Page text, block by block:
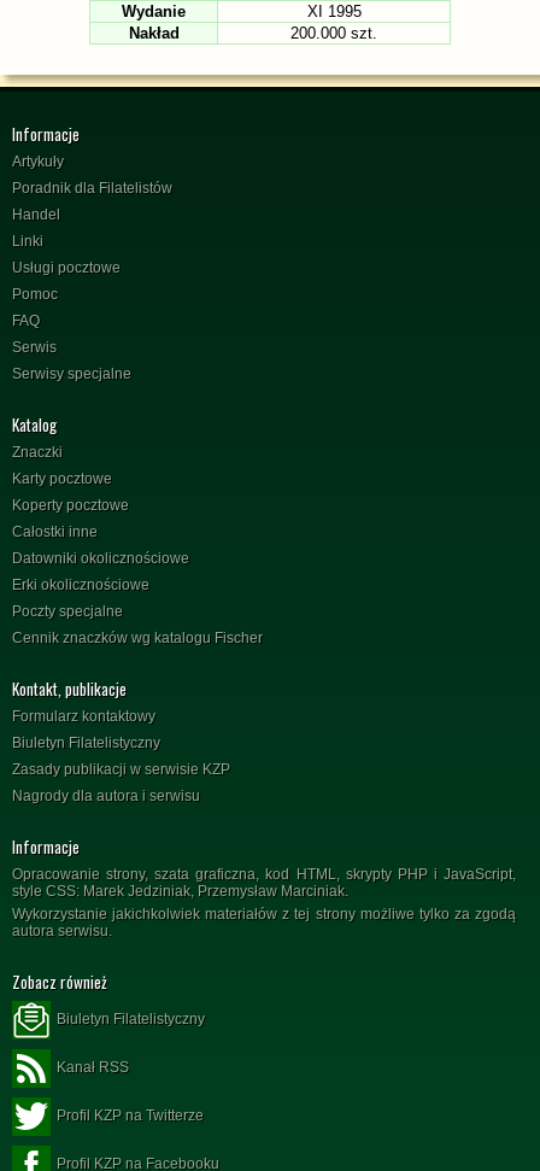
Wydanie
XI 1995
Nakład
200.000 szt.
Informacje
Artykuły
Poradnik dla Filatelistów
Handel
Linki
Usługi pocztowe
Pomoc
FAQ
Serwis
Serwisy specjalne
Katalog
Znaczki
Karty pocztowe
Koperty pocztowe
Całostki inne
Datowniki okolicznościowe
Erki okolicznościowe
Poczty specjalne
Cennik znaczków wg katalogu Fischer
Kontakt, publikacje
Formularz kontaktowy
Biuletyn Filatelistyczny
Zasady publikacji w serwisie KZP
Nagrody dla autora i serwisu
Informacje
Opracowanie strony, szata graficzna, kod HTML, skrypty PHP i JavaScript,
style CSS: Marek Jedziniak, Przemysław Marciniak.
Wykorzystanie jakichkolwiek materiałów z tej strony możliwe tylko za zgodą
autora serwisu.
Zobacz również
Biuletyn Filatelistyczny
Kanał RSS
Profil KZP na Twitterze
Profil KZP na Facebooku